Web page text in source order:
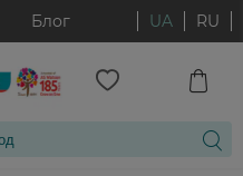
Блог UA RU